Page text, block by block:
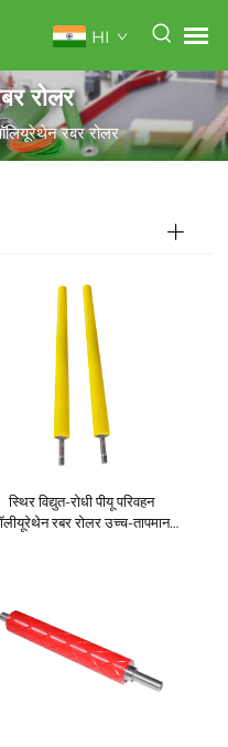
HI
रोलर
रबर रोलर
स्थिर विद्युत-रोधी पीयू परिवहन
रबर रोलर उच्च-तापमान